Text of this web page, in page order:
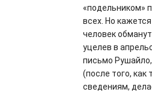
«подельником»
всех. Но
человек
уцелев в
письмо
(после того,
сведениям,